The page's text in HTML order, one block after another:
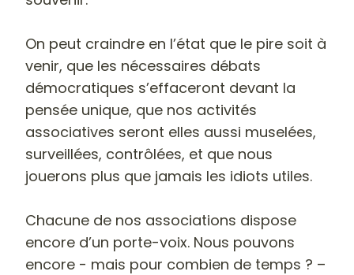
On peut craindre en l’état que le pire soit à
venir, que les nécessaires débats
démocratiques s’effaceront devant la
pensée unique, que nos activités
associatives seront elles aussi muselées,
surveillées, contrôlées, et que nous
jouerons plus que jamais les idiots utiles.
Chacune de nos associations dispose
encore d’un porte-voix. Nous pouvons
encore - mais pour combien de temps ? –